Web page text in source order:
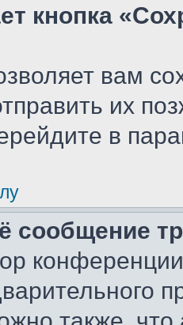
кнопка
вам
их
в
сообщение